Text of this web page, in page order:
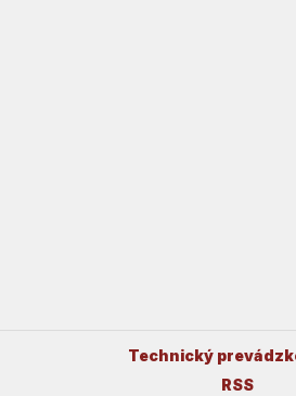
Technický
RSS